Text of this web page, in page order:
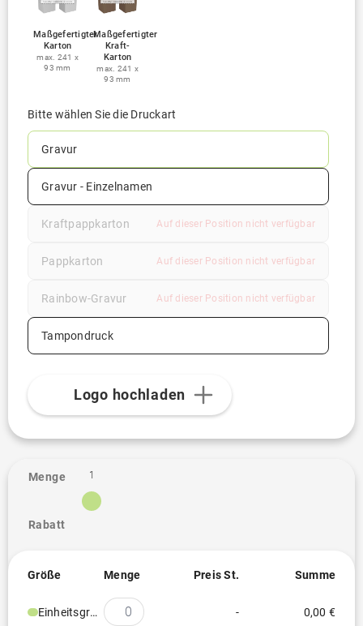
Maßgefertigter
Karton
max. 241 x
93 mm
Maßgefertigter
Kraft-
Karton
max. 241 x
93 mm
Bitte wählen Sie die Druckart
Gravur
Gravur - Einzelnamen
Kraftpappkarton Auf dieser Position nicht verfügbar
Pappkarton Auf dieser Position nicht verfügbar
Rainbow-Gravur Auf dieser Position nicht verfügbar
Tampondruck
Logo hochladen
Menge
Rabatt
1
Größe Menge Preis St. Summe
Einheitsgröße - 0,00 €